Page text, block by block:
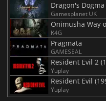
Dragon's
Gamesplanet UK
Onimusha Way
K4G
Pragmata
GAMESEAL
Resident Evil 2
Yuplay
Resident Evil
Yuplay